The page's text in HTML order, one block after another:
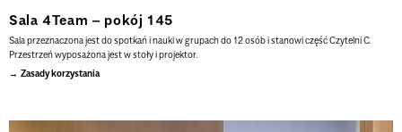
Sala 4Team – pokój 145
Salaprzeznaczona jest do spotkań i nauki w grupach do 12 osób i stanowi część Czytelni C.
Przestrzeń wyposażona jest w stoły i projektor.
Zasady korzystania